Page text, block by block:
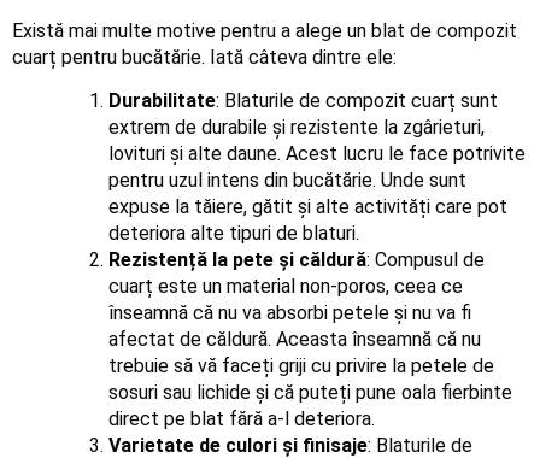
Există mai multe motive pentru a alege un blat de compozit
cuarț pentru bucătărie. Iată câteva dintre ele:
Durabilitate: Blaturile de compozit cuarț sunt
extrem de durabile și rezistente la zgârieturi,
lovituri și alte daune. Acest lucru le face potrivite
pentru uzul intens din bucătărie. Unde sunt
expuse la tăiere, gătit și alte activități care pot
deteriora alte tipuri de blaturi.
Rezistență la pete și căldură: Compusul de
cuarț este un material non-poros, ceea ce
înseamnă că nu va absorbi petele și nu va fi
afectat de căldură. Aceasta înseamnă că nu
trebuie să vă faceți griji cu privire la petele de
sosuri sau lichide și că puteți pune oala fierbinte
direct pe blat fără a-l deteriora.
Varietate de culori și finisaje: Blaturile de